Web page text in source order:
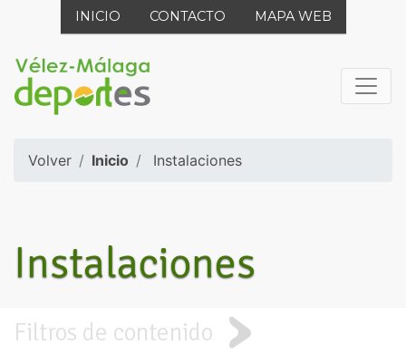
INICIO CONTACTO MAPA WEB
Volver Inicio Instalaciones
Instalaciones
Filtros de contenido